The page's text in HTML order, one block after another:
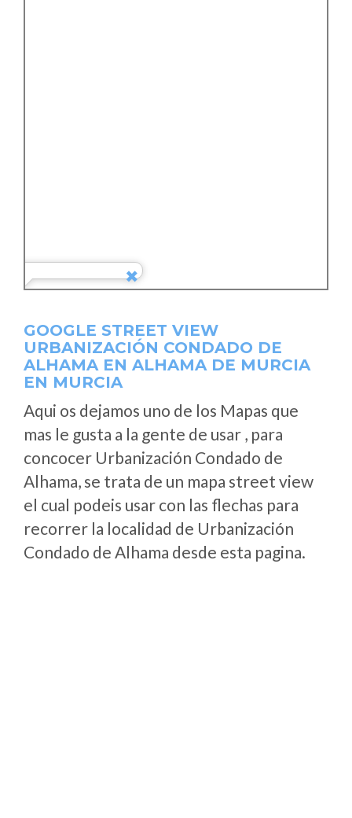
GOOGLE STREET VIEW
URBANIZACIÓN CONDADO DE
ALHAMA EN ALHAMA DE MURCIA
EN MURCIA
Aqui os dejamos uno de los Mapas que
mas le gusta a la gente de usar , para
concocer Urbanización Condado de
Alhama, se trata de un mapa street view
el cual podeis usar con las flechas para
recorrer la localidad de Urbanización
Condado de Alhama desde esta pagina.